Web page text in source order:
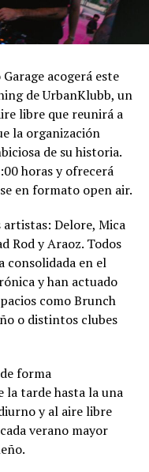
acogerá este
de UrbanKlubb, un
libre que reunirá a
la organización
de su historia.
horas y ofrecerá
en formato open air.
Delore, Mica
Rod y Araoz. Todos
consolidada en el
y han actuado
como Brunch
o distintos clubes
forma
la tarde hasta la una
y al aire libre
verano mayor